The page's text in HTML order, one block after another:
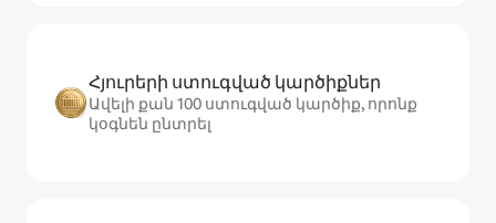
Հյուրերի ստուգված կարծիքներ
Ավելի քան 100 ստուգված կարծիք, որոնք
կօգնեն ընտրել